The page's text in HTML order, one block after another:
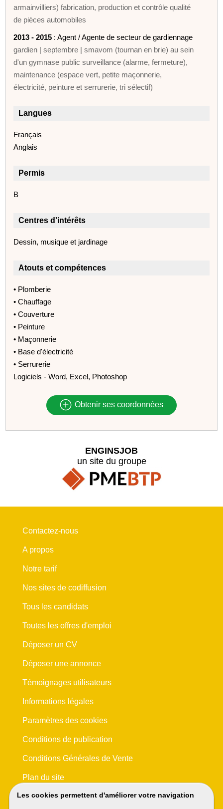
armainvilliers) fabrication, production et contrôle qualité
de pièces automobiles
2013 - 2015 : Agent / Agente de secteur de gardiennage
gardien | septembre | smavom (tournan en brie) au sein
d'un gymnase public surveillance (alarme, fermeture),
maintenance (espace vert, petite maçonnerie,
électricité, peinture et serrurerie, tri sélectif)
Langues
Français
Anglais
Permis
B
Centres d'intérêts
Dessin, musique et jardinage
Atouts et compétences
• Plomberie
• Chauffage
• Couverture
• Peinture
• Maçonnerie
• Base d'électricité
• Serrurerie
Logiciels - Word, Excel, Photoshop
Obtenir ses coordonnées
Les cookies permettent d'améliorer votre navigation
ENGINSJOB
un site du groupe
Contactez-nous
A propos
Notre tarif
Nos sites de codiffusion
Tous les candidats
Toutes les offres d'emploi
Déposer un CV
Déposer une annonce
Témoignages utilisateurs
Informations légales
Paramètres des cookies
Conditions de publication
Conditions Générales de Vente
Plan du site